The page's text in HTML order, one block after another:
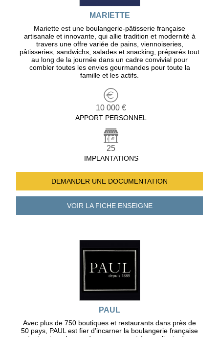
MARIETTE
Mariette est une boulangerie-pâtisserie française
artisanale et innovante, qui allie tradition et modernité à
travers une offre variée de pains, viennoiseries,
pâtisseries, sandwichs, salades et snacking, préparés tout
au long de la journée dans un cadre convivial pour
combler toutes les envies gourmandes pour toute la
famille et les actifs.
10 000 €
APPORT PERSONNEL
25
IMPLANTATIONS
DEMANDER UNE DOCUMENTATION
VOIR LA FICHEENSEIGNE
PAUL
Avec plus de 750 boutiques et restaurants dans près de
50 pays, PAUL est fier d’incarner la boulangerie française